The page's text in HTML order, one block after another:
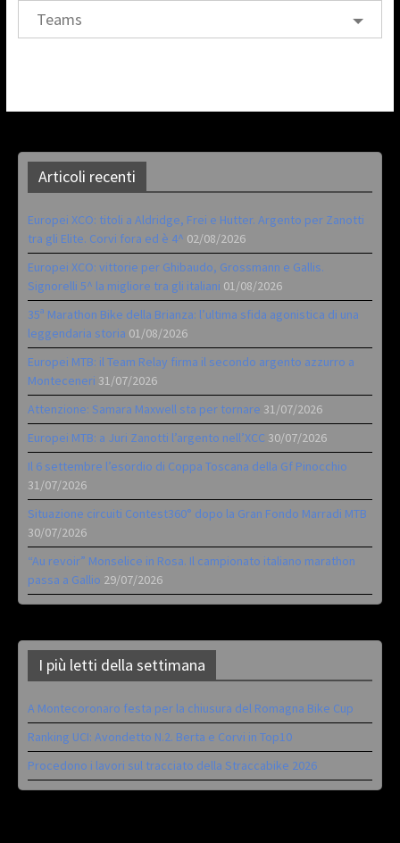
Teams
Articoli recenti
Europei XCO: titoli a Aldridge, Frei e Hutter. Argento per Zanotti
tra gli Elite. Corvi fora ed è 4^ 02/08/2026
Europei XCO: vittorie per Ghibaudo, Grossmann e Gallis.
Signorelli 5^ la migliore tra gli italiani 01/08/2026
35ª Marathon Bike della Brianza: l’ultima sfida agonistica di una
leggendaria storia 01/08/2026
Europei MTB: il Team Relay firma il secondo argento azzurro a
Monteceneri 31/07/2026
Attenzione: Samara Maxwell sta per tornare 31/07/2026
Europei MTB: a Juri Zanotti l’argento nell’XCC 30/07/2026
Il 6 settembre l’esordio di Coppa Toscana della Gf Pinocchio
31/07/2026
Situazione circuiti Contest360° dopo la Gran Fondo Marradi MTB
30/07/2026
“Au revoir” Monselice in Rosa. Il campionato italiano marathon
passa a Gallio 29/07/2026
I più letti della settimana
A Montecoronaro festa per la chiusura del Romagna Bike Cup
Ranking UCI: Avondetto N.2. Berta e Corvi in Top10
Procedono i lavori sul tracciato della Straccabike 2026